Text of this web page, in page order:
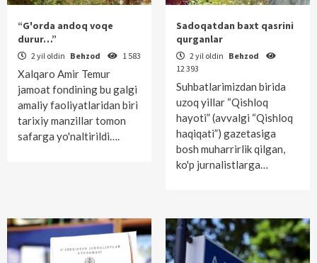
“G'orda andoq voqe
durur…”
2 yil oldin Behzod 1 583
Xalqaro Amir Temur
jamoat fondining bu galgi
amaliy faoliyatlaridan biri
tarixiy manzillar tomon
safarga yo'naltirildi….
Sadoqatdan baxt qasrini
qurganlar
2 yil oldin Behzod
12 393
Suhbatlarimizdan birida
uzoq yillar “Qishloq
hayoti” (avvalgi “Qishloq
haqiqati”) gazetasiga
bosh muharrirlik qilgan,
ko'p jurnalistlarga…